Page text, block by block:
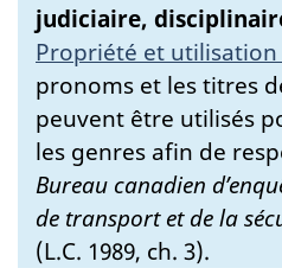
judiciaire,
Propriété et
pronoms et les titres
peuvent être utilisés
les genres afin de
Bureau canadien
de transport et de la
(L.C. 1989, ch. 3).